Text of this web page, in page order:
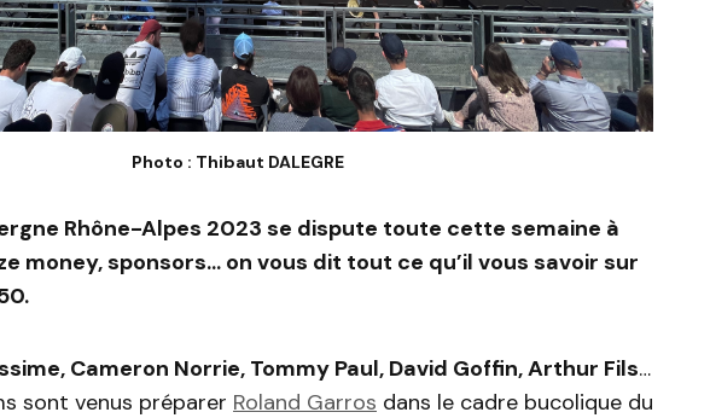
Photo : Thibaut DALEGRE
Rhône-Alpes 2023 se dispute toute cette semaine à
money, sponsors… on vous dit tout ce qu’il vous savoir sur
Cameron Norrie, Tommy Paul, David Goffin, Arthur Fils…
sont venus préparer Roland Garros dans le cadre bucolique du